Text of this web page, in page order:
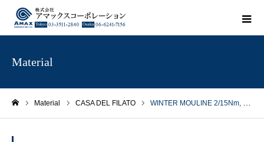
Material
Material CASA DEL FILATO WINTER MOULINE 2/15Nm, 3/15Nm